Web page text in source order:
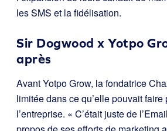
les SMS et la fidélisation.
Sir Dogwood x Yotpo
après
Avant Yotpo Grow, la fondatrice
limitée dans ce qu’elle pouvait
l’entreprise. « C’était juste de